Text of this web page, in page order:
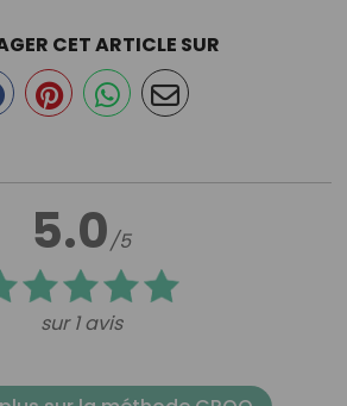
5.0/5
sur 1 avis
CET ARTICLE SUR